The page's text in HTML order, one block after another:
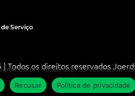
Serviço
Todos os direitos reservados
em nosso site. Se você
Recusar Política de privacidade